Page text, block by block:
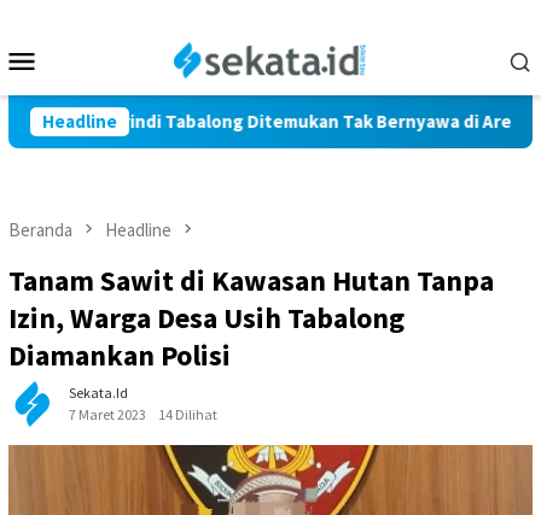
konten
Mobile
Headline
Marindi Tabalong Ditemukan Tak Bernyawa di Area
Beranda Headline
Tanam Sawit di Kawasan Hutan Tanpa
Izin, Warga Desa Usih Tabalong
Diamankan Polisi
Sekata.id
7 Maret 2023
14 Dilihat